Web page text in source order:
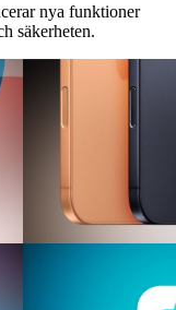
nya funktioner
säkerheten.